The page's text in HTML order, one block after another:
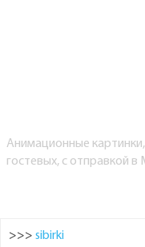
Анимационные
гостевых, с отправкой
>>> sibirki